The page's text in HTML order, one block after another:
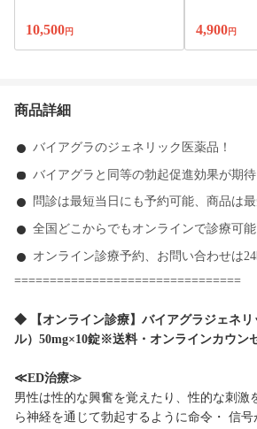
10,500円 4,900円
商品詳細
バイアグラのジェネリック医薬品！
バイアグラと同等の勃起促進効果が期
問診は最短当日にも予約可能、商品は最
全国どこからでもオンラインで診療可能
オンライン診療予約、お問い合わせは
================================
◆ 【オンライン診療】バイアグラジェネリ
ル）50mg×10錠※送料・オンラインカウン
≪ED治療≫
男性は性的な興奮を覚えたり、性的な刺激
ら神経を通じて勃起するように命令・ 信号